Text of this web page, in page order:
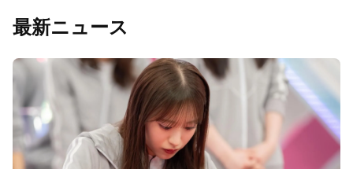
最新ニュース